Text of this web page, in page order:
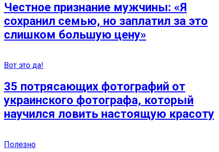
Честное признание мужчины: «Я
сохранил семью, но заплатил за это
слишком большую цену»
Вот это да!
35 потрясающих фотографий от
украинского фотографа, который
научился ловить настоящую красоту
Полезно